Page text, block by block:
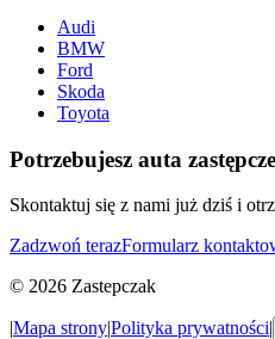
Audi
BMW
Ford
Skoda
Toyota
Potrzebujesz auta
Skontaktuj się z nami już dziś i
Zadzwoń terazFormularz
© 2026 Zastepczak
Mapa stronyPolityka prywatności